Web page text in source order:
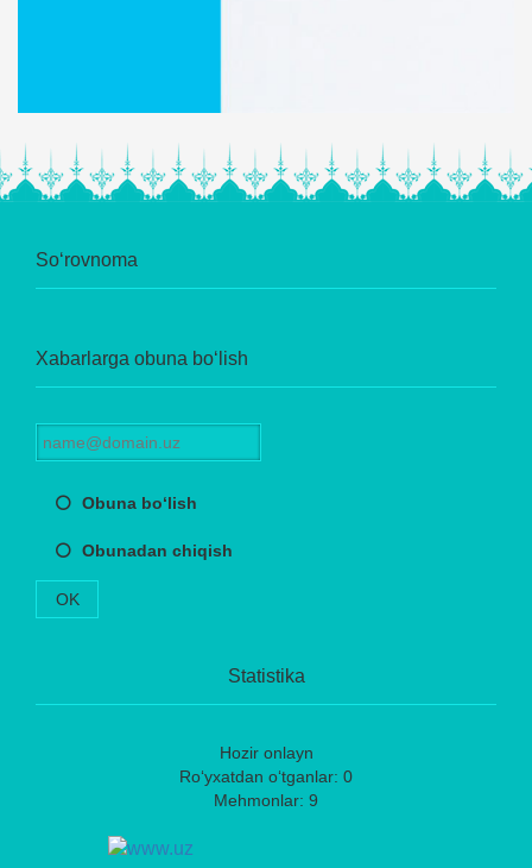
So‘rovnoma
Xabarlarga obuna bo‘lish
Obuna bo‘lish
Obunadan chiqish
OK
Statistika
Hozir onlayn
Ro‘yxatdan o‘tganlar: 0
Mehmonlar: 9